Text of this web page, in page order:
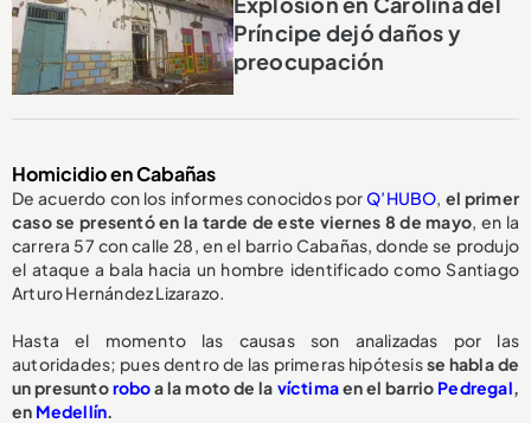
Príncipe dejó daños y
preocupación
Homicidio en Cabañas
De acuerdo con los informes conocidos porQ’HUBO el primer
caso se presentó en la tarde de este viernes 8 de mayo , en la
carrera 57 con calle 28, en el barrio Cabañas, donde se produjo
el ataque a bala hacia un hombre identificado como Santiago
Arturo Hernández Lizarazo.
Hasta el momento las causas son analizadas por las
autoridades; pues dentro de las primeras hipótesisse habla de
un presuntoroboa la moto de la víctimaen el barrio Pedregal
en Medellín